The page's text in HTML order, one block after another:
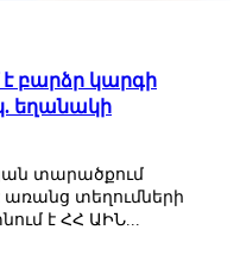
է բարձր կարգի
եղանակի
տարածքում
առանց տեղումների
է ՀՀ ԱԻՆ...